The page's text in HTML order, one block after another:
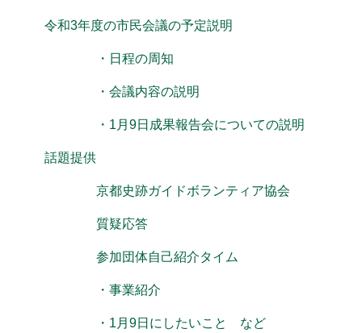
令和3年度の市民会議の予定説明
・日程の周知
・会議内容の説明
・1月9日成果報告会についての説明
話題提供
京都史跡ガイドボランティア協会
質疑応答
参加団体自己紹介タイム
・事業紹介
・1月9日にしたいこと など